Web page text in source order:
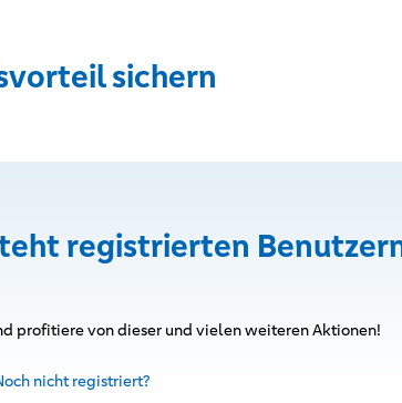
sichern
registrierten
profitiere von dieser und vielen weiteren Aktionen!
nicht registriert?